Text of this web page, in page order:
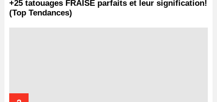
+25 tatouages ​​FRAISE parfaits et leur signification!
(Top Tendances)